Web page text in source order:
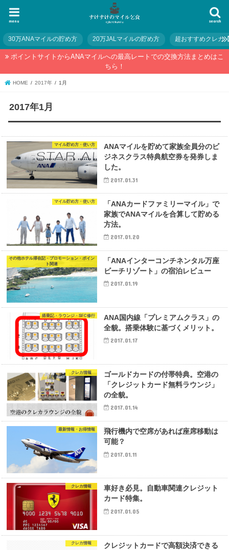
search
menu
30万ANAマイルの貯め方 20万JALマイルの貯め方 超おすすめクレカ
ポイントサイトからANAマイルへの最高レートでの交換方法まとめはこ
ちら！
HOME 2017年 1月
2017年1月
マイル貯め方・使い方
ANAマイルを貯めて家族全員分のビ
ジネスクラス特典航空券を発券しま
した。
2017.01.31
マイル貯め方・使い方
「ANAカードファミリーマイル」で
家族でANAマイルを合算して貯める
方法。
2017.01.20
その他ホテル滞在記・プロモーション・ポイン
ト関連
「ANAインターコンチネンタル万座
ビーチリゾート」の宿泊レビュー
2017.01.19
搭乗記・ラウンジ・SFC修行
ANA国内線「プレミアムクラス」の
全貌。搭乗体験に基づくメリット。
2017.01.17
クレカ情報
ゴールドカードの付帯特典。空港の
「クレジットカード無料ラウンジ」
の全貌。
2017.01.14
最新情報・お得情報
飛行機内で空席があれば座席移動は
可能？
2017.01.11
クレカ情報
車好き必見。自動車関連クレジット
カード特集。
2017.01.05
クレカ情報
クレジットカードで高額決済できる